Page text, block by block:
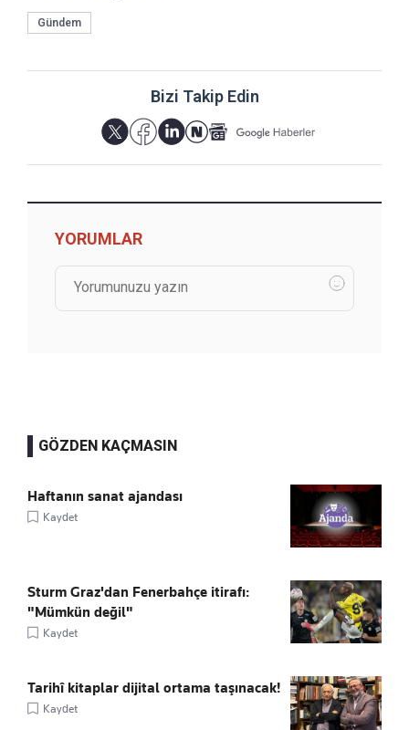
Gündem
Bizi Takip Edin
YORUMLAR
GÖZDEN KAÇMASIN
Haftanın sanat ajandası
Kaydet
Sturm Graz'dan Fenerbahçe itirafı:
"Mümkün değil"
Kaydet
Tarihî kitaplar dijital ortama taşınacak!
Kaydet